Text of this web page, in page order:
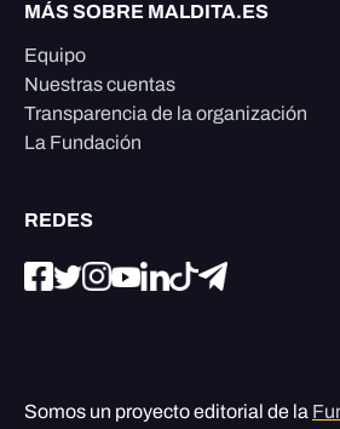
MÁS SOBRE MALDITA.ES
Equipo
Nuestras cuentas
Transparencia de la organización
La Fundación
REDES
Somos un proyecto editorial de la